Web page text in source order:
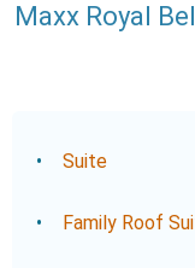
Maxx Royal
Suite
Family Roof